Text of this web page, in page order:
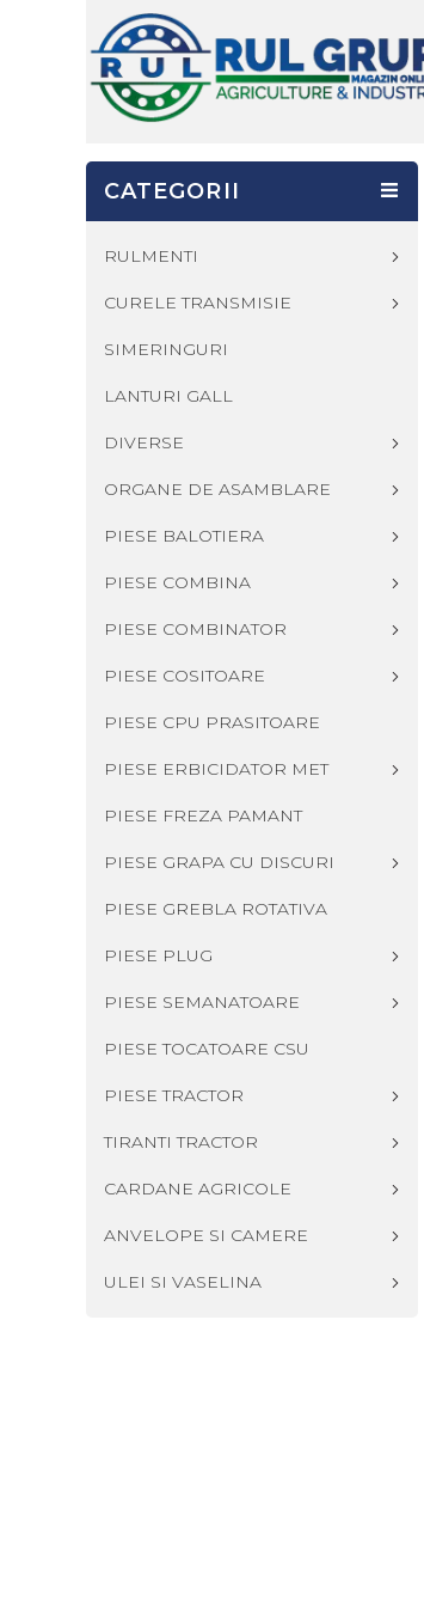
CATEGORII
RULMENTI
CURELE TRANSMISIE
SIMERINGURI
LANTURI GALL
DIVERSE
ORGANE DE ASAMBLARE
PIESE BALOTIERA
PIESE COMBINA
PIESE COMBINATOR
PIESE COSITOARE
PIESE CPU PRASITOARE
PIESE ERBICIDATOR MET
PIESE FREZA PAMANT
PIESE GRAPA CU DISCURI
PIESE GREBLA ROTATIVA
PIESE PLUG
PIESE SEMANATOARE
PIESE TOCATOARE CSU
PIESE TRACTOR
TIRANTI TRACTOR
CARDANE AGRICOLE
ANVELOPE SI CAMERE
ULEI SI VASELINA